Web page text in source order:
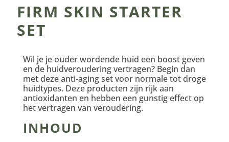
FIRM SKIN STARTER
SET
Wil je je ouder wordende huid een boost geven
en de huidveroudering vertragen? Begin dan
met deze anti-aging set voor normale tot droge
huidtypes. Deze producten zijn rijk aan
antioxidanten en hebben een gunstig effect op
het vertragen van veroudering.
INHOUD